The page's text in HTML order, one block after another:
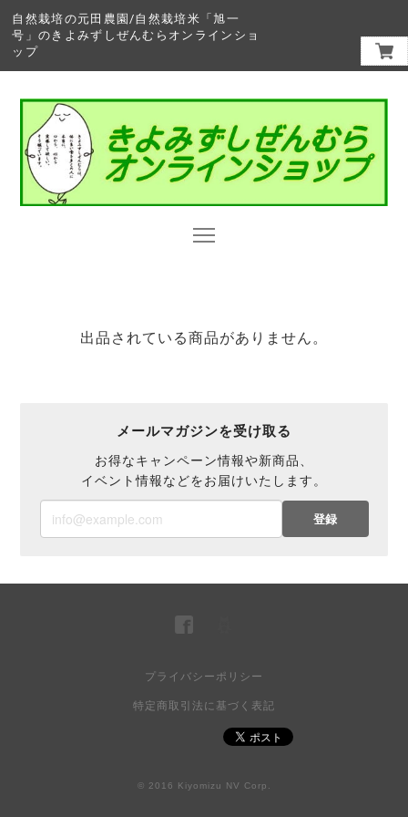
自然栽培の元田農園/自然栽培米「旭一
号」のきよみずしぜんむらオンラインショ
ップ
出品されている商品がありません。
メールマガジンを受け取る
お得なキャンペーン情報や新商品、
イベント情報などをお届けいたします。
登録
プライバシーポリシー
特定商取引法に基づく表記
© 2016 Kiyomizu NV Corp.